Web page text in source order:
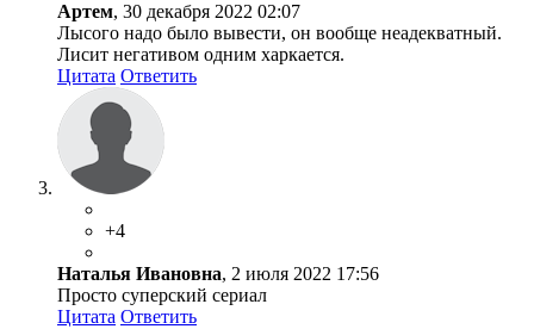
Артем, 30 декабря 2022 02:07
Лысого надо было вывести, он вообще неадекватный.
Лисит негативом одним харкается.
Цитата Ответить
+4
Наталья Ивановна, 2 июля 2022 17:56
Просто суперский сериал
Цитата Ответить